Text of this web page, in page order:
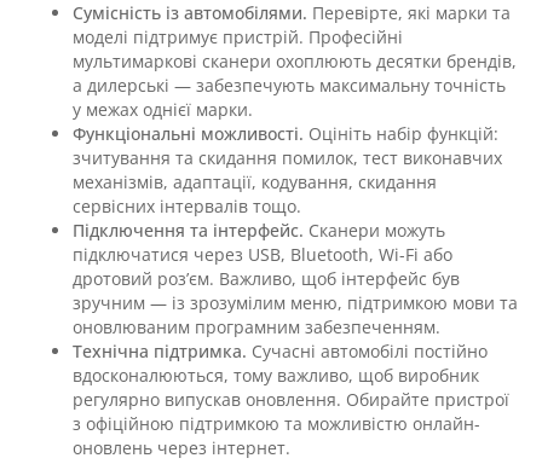
Сумісність із автомобілями. Перевірте, які марки та
моделі підтримує пристрій. Професійні
мультимаркові сканери охоплюють десятки брендів,
а дилерські — забезпечують максимальну точність
у межах однієї марки.
Функціональні можливості. Оцініть набір функцій:
зчитування та скидання помилок, тест виконавчих
механізмів, адаптації, кодування, скидання
сервісних інтервалів тощо.
Підключення та інтерфейс. Сканери можуть
підключатися через USB, Bluetooth, Wi-Fi або
дротовий роз’єм. Важливо, щоб інтерфейс був
зручним — із зрозумілим меню, підтримкою мови та
оновлюваним програмним забезпеченням.
Технічна підтримка. Сучасні автомобілі постійно
вдосконалюються, тому важливо, щоб виробник
регулярно випускав оновлення. Обирайте пристрої
з офіційною підтримкою та можливістю онлайн-
оновлень через інтернет.